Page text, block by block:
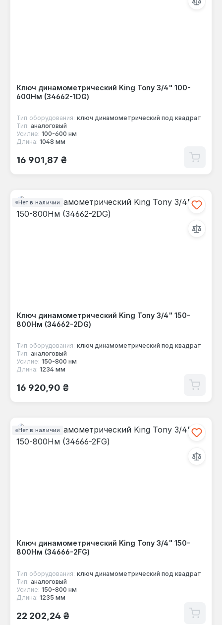
Ключ динамометрический King Tony 3/4" 100-
600Нм (34662-1DG)
Тип оборудования: ключ динамометрический под квадрат
Тип: аналоговый
Усилие: 100-600 нм
Длина: 1048 мм
Обычная цена:
16 901,87 ₴
Нет в наличии
Ключ динамометрический King Tony 3/4" 150-
800Нм (34662-2DG)
Тип оборудования: ключ динамометрический под квадрат
Тип: аналоговый
Усилие: 150-800 нм
Длина: 1234 мм
Обычная цена:
16 920,90 ₴
Нет в наличии
Ключ динамометрический King Tony 3/4" 150-
800Нм (34666-2FG)
Тип оборудования: ключ динамометрический под квадрат
Тип: аналоговый
Усилие: 150-800 нм
Длина: 1235 мм
Обычная цена:
22 202,24 ₴